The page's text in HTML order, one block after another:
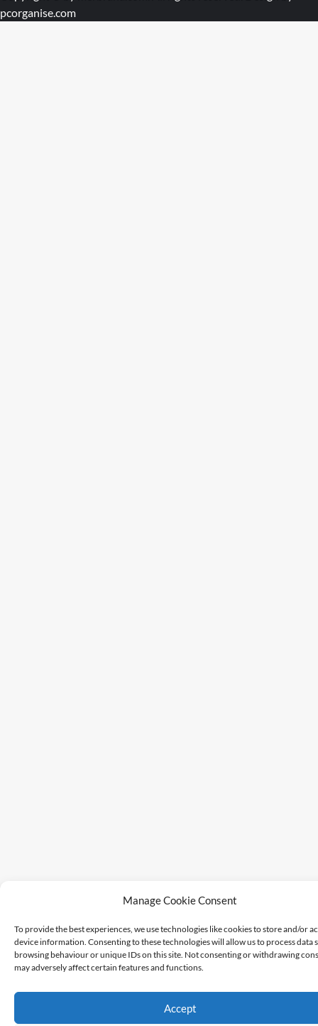
Manage Cookie Consent
To provide the best experiences, we use technologies like cookies to store and/or
device information. Consenting to these technologies will allow us to process data
browsing behaviour or unique IDs on this site. Not consenting or withdrawing
may adversely affect certain features and functions.
Accept
pcorganise.com